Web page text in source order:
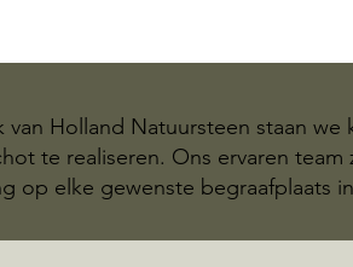
van Holland Natuursteen staan
te realiseren. Ons ervaren
op elke gewenste begraafplaats